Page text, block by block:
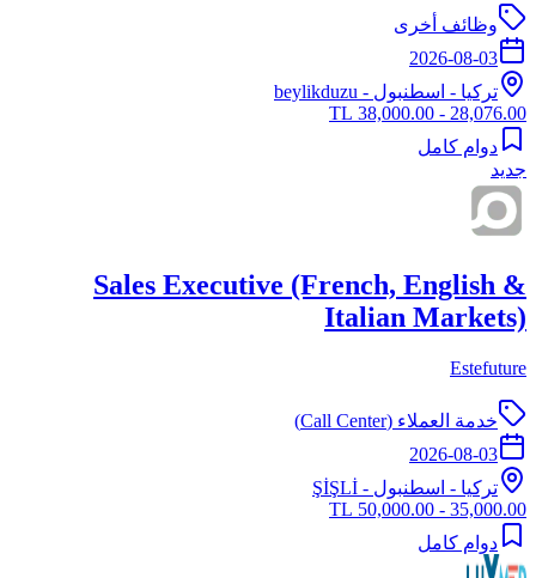
وظائف أخرى
2026-08-03
تركيا - اسطنبول - beylikduzu
28,076.00 - 38,000.00 TL
دوام كامل
جديد
Sales Executive (French, English &
Italian Markets)
Estefuture
خدمة العملاء (Call Center)
2026-08-03
تركيا - اسطنبول - ŞİŞLİ
35,000.00 - 50,000.00 TL
دوام كامل